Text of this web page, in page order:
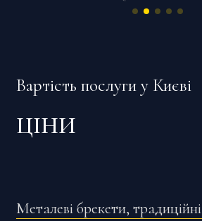
Вартість послуги у Києві
ЦІНИ
Металеві брекети, традиційні